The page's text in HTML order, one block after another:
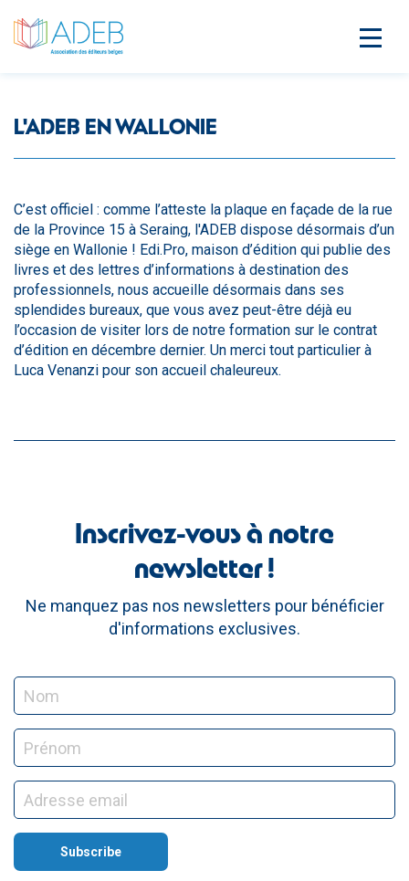
L'ADEB EN WALLONIE
C’est officiel : comme l’atteste la plaque en façade de la rue
de la Province 15 à Seraing, l'ADEB dispose désormais d’un
siège en Wallonie ! Edi.Pro, maison d’édition qui publie des
livres et des lettres d’informations à destination des
professionnels, nous accueille désormais dans ses
splendides bureaux, que vous avez peut-être déjà eu
l’occasion de visiter lors de notre formation sur le contrat
d’édition en décembre dernier. Un merci tout particulier à
Luca Venanzi pour son accueil chaleureux.
Inscrivez-vous à notre
newsletter !
Ne manquez pas nos newsletters pour bénéficier
d'informations exclusives.